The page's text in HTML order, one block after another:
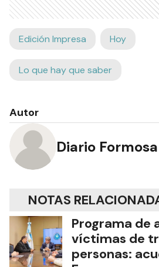
Edición Impresa Hoy
Lo que hay que saber
Autor
Diario Formosa
NOTAS
Programa de
víctimas de
personas: